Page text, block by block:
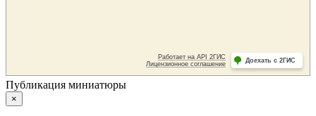
Публикация миниатюры
×